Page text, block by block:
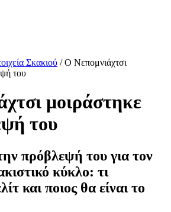
Σκακιού /Ο Νεπομνιάχτσι
του
μοιράστηκε
του
πρόβλεψή του για τον
κύκλο: τι
και ποιος θα είναι το